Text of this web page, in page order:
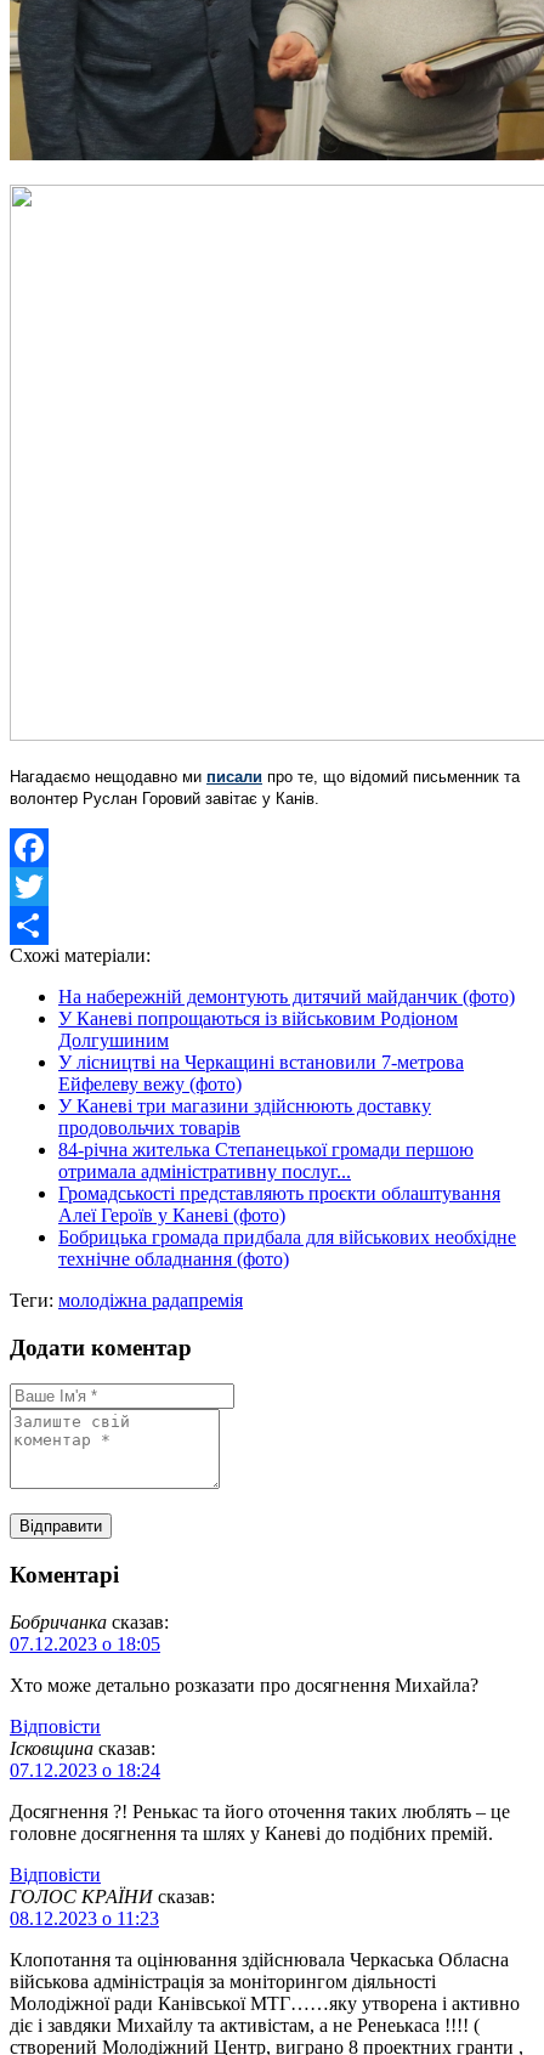
Нагадаємо нещодавно ми писали про те, що відомий письменник та
волонтер Руслан Горовий завітає у Канів.
Facebook
Twitter
Share
Схожі матеріали:
На набережній демонтують дитячий майданчик (фото)
У Каневі попрощаються із військовим Родіоном
Долгушиним
У лісництві на Черкащині встановили 7-метрова
Ейфелеву вежу (фото)
У Каневі три магазини здійснюють доставку
продовольчих товарів
84-річна жителька Степанецької громади першою
отримала адміністративну послуг...
Громадськості представляють проєкти облаштування
Алеї Героїв у Каневі (фото)
Бобрицька громада придбала для військових необхідне
технічне обладнання (фото)
Теги: молодіжна радапремія
Додати коментар
Коментарі
Бобричанка сказав:
07.12.2023 о 18:05
Хто може детально розказати про досягнення Михайла?
Відповіcти
Ісковщина сказав:
07.12.2023 о 18:24
Досягнення ?! Ренькас та його оточення таких люблять – це
головне досягнення та шлях у Каневі до подібних премій.
Відповіcти
ГОЛОС КРАЇНИ сказав:
08.12.2023 о 11:23
Клопотання та оцінювання здійснювала Черкаська Обласна
військова адміністрація за моніторингом діяльності
Молодіжної ради Канівської МТГ……яку утворена і активно
діє і завдяки Михайлу та активістам, а не Ренеькаса !!!! (
створений Молодіжний Центр, виграно 8 проектних гранти ,